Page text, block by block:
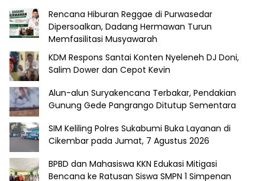
Rencana Hiburan Reggae di Purwasedar
Dipersoalkan, Dadang Hermawan Turun
Memfasilitasi Musyawarah
KDM Respons Santai Konten Nyeleneh DJ Doni,
Salim Dower dan Cepot Kevin
Alun-alun Suryakencana Terbakar, Pendakian
Gunung Gede Pangrango Ditutup Sementara
SIM Keliling Polres Sukabumi Buka Layanan di
Cikembar pada Jumat, 7 Agustus 2026
BPBD dan Mahasiswa KKN Edukasi Mitigasi
Bencana ke Ratusan Siswa SMPN 1 Simpenan